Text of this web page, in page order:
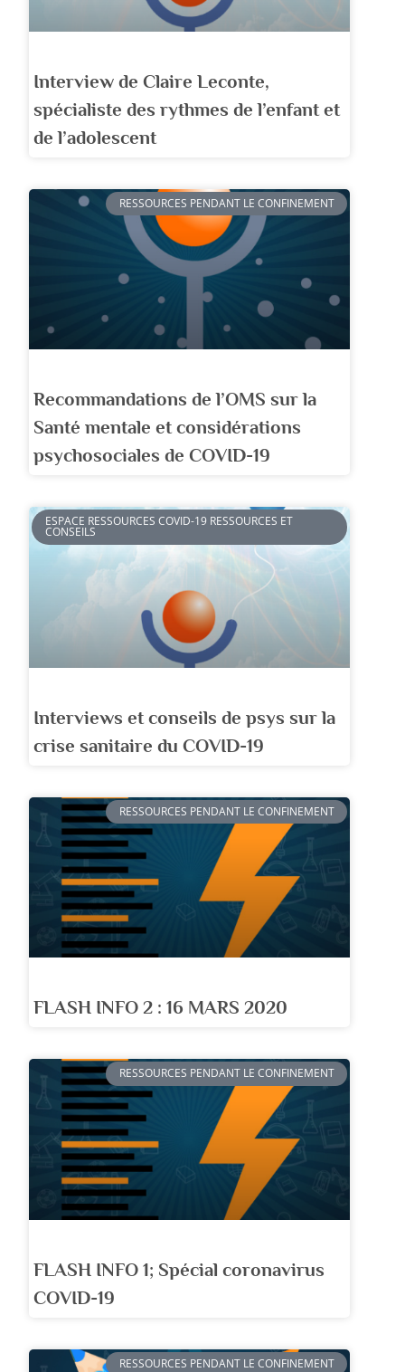
Interview de Claire Leconte,
spécialiste des rythmes de l’enfant et
de l’adolescent
RESSOURCES PENDANT LE CONFINEMENT
Recommandations de l’OMS sur la
Santé mentale et considérations
psychosociales de COVID-19
ESPACE RESSOURCES COVID-19 RESSOURCES ET
CONSEILS
Interviews et conseils de psys sur la
crise sanitaire du COVID-19
RESSOURCES PENDANT LE CONFINEMENT
FLASH INFO 2 : 16 MARS 2020
RESSOURCES PENDANT LE CONFINEMENT
FLASH INFO 1; Spécial coronavirus
COVID-19
RESSOURCES PENDANT LE CONFINEMENT